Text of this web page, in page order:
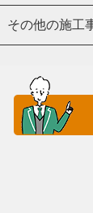
その他の施工